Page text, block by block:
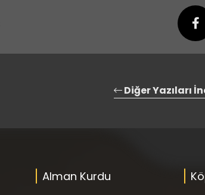
Diğer Yazıları
Alman Kurdu